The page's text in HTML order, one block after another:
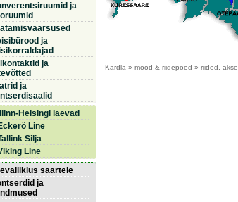
ja
ja
ja
ja
Helsingi laevad
Line
Silja
Line
saartele
ja
Kärdla » mood & riidepoed » riided,